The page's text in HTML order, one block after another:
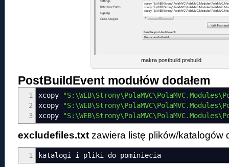
makra postbuild prebuild
PostBuildEvent modułów dodałem
1
2
3
xcopy
xcopy
xcopy
excludefiles.txt zawiera listę plików/katalogów
1 katalogi i pliki do pominiecia